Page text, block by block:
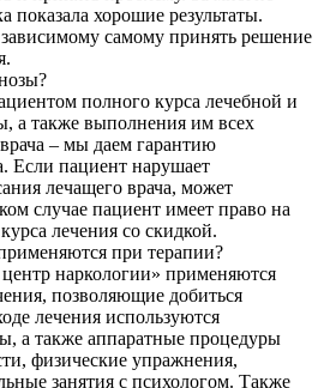
показала хорошие результаты.
самому принять решение
полного курса лечебной и
а также выполнения им всех
– мы даем гарантию
Если пациент нарушает
лечащего врача, может
случае пациент имеет право на
лечения со скидкой.
при терапии?
наркологии» применяются
позволяющие добиться
лечения используются
а также аппаратные процедуры
физические упражнения,
занятия с психологом. Также